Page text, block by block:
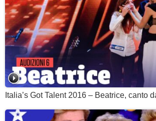
Italia’s Got Talent 2016 – Beatrice, canto